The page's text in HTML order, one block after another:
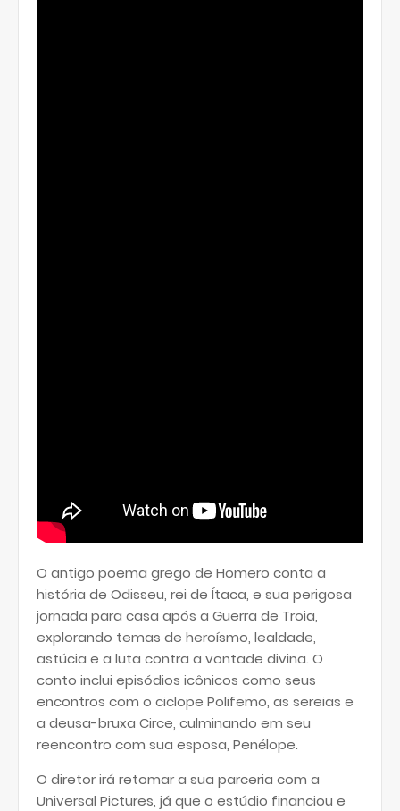
O antigo poema grego de Homero conta a
história de Odisseu, rei de Ítaca, e sua perigosa
jornada para casa após a Guerra de Troia,
explorando temas de heroísmo, lealdade,
astúcia e a luta contra a vontade divina. O
conto inclui episódios icônicos como seus
encontros com o ciclope Polifemo, as sereias e
a deusa-bruxa Circe, culminando em seu
reencontro com sua esposa, Penélope.
O diretor irá retomar a sua parceria com a
Universal Pictures, já que o estúdio financiou e